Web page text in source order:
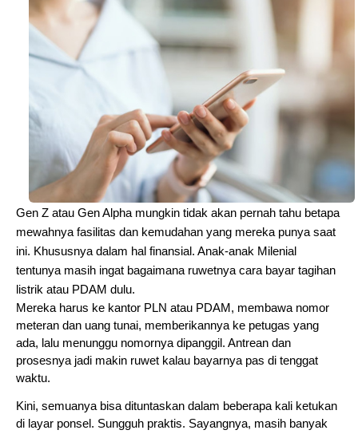
Gen Z atau Gen Alpha mungkin tidak akan pernah tahu betapa
mewahnya fasilitas dan kemudahan yang mereka punya saat
ini. Khususnya dalam hal finansial. Anak-anak Milenial
tentunya masih ingat bagaimana ruwetnya cara bayar tagihan
listrik atau PDAM dulu.
Mereka harus ke kantor PLN atau PDAM, membawa nomor
meteran dan uang tunai, memberikannya ke petugas yang
ada, lalu menunggu nomornya dipanggil. Antrean dan
prosesnya jadi makin ruwet kalau bayarnya pas di tenggat
waktu.
Kini, semuanya bisa dituntaskan dalam beberapa kali ketukan
di layar ponsel. Sungguh praktis. Sayangnya, masih banyak